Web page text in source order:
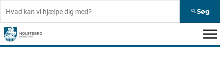
search Søg
menu